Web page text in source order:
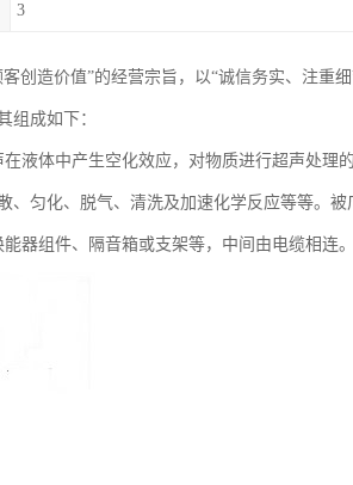
3
创造价值”的经营宗旨，以“诚信务实、注重
组成如下：
液体中产生空化效应，对物质进行超声处
、匀化、脱气、清洗及加速化学反应等等。
器组件、隔音箱或支架等，中间由电缆相连。